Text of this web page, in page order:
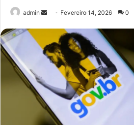
admin
Send
email
Fevereiro 14, 2026 0